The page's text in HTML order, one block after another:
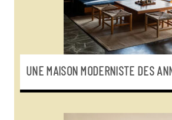
UNE MAISON MODERNISTE DES